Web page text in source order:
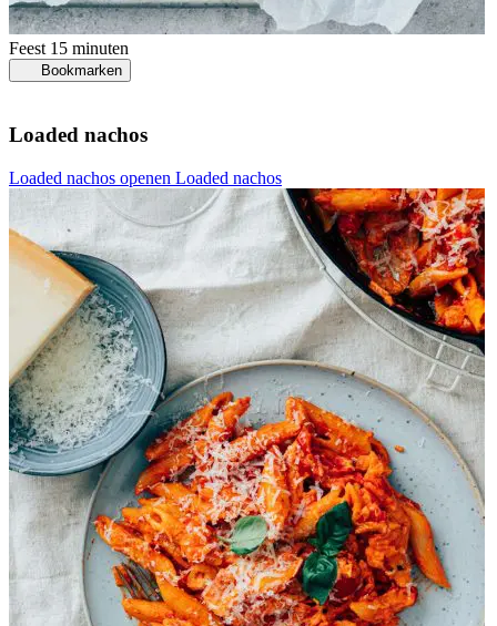
Feest 15 minuten
Bookmarken
Loaded nachos
Loaded nachos openen Loaded nachos